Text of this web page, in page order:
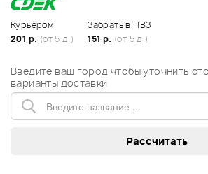
Курьером
201 р. (от 5 д.)
Забрать в ПВЗ
151 р. (от 5 д.)
Введите ваш город чтобы уточнить
варианты доставки